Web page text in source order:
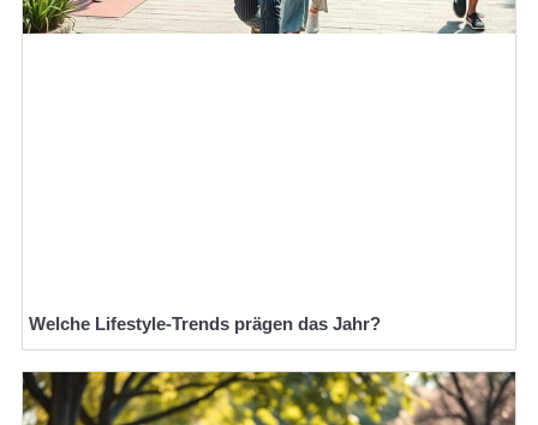
Welche Lifestyle-Trends prägen das Jahr?